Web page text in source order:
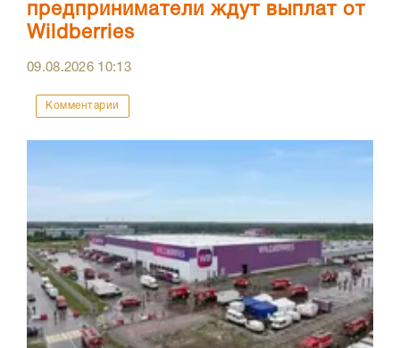
предприниматели ждут выплат от
Wildberries
09.08.2026 10:13
Комментарии